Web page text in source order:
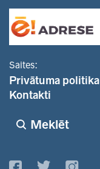
Saites:
Privātuma politika
Kontakti
Meklēt